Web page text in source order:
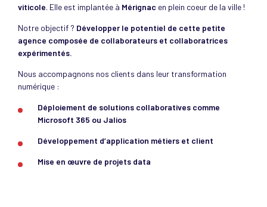
viticole. Elle est implantée à Mérignac en plein coeur de la ville !
Notre objectif ? Développer le potentiel de cette petite
agence composée de collaborateurs et collaboratrices
expérimentés.
Nous accompagnons nos clients dans leur transformation
numérique :
Déploiement de solutions collaboratives comme
Microsoft 365 ou Jalios
Développement d’application métiers et client
Mise en œuvre de projets data